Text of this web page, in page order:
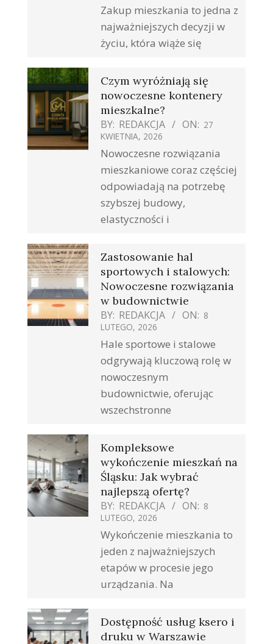
Zakup mieszkania to jedna z
najważniejszych decyzji w
życiu, która wiąże się
Czym wyróżniają się
nowoczesne kontenery
mieszkalne?
BY: REDAKCJA ON: 27
KWIETNIA, 2026
Nowoczesne rozwiązania
mieszkaniowe coraz częściej
odpowiadają na potrzebę
szybszej budowy,
elastyczności i
Zastosowanie hal
sportowych i stalowych:
Nowoczesne rozwiązania
w budownictwie
BY: REDAKCJA ON: 8
LUTEGO, 2026
Hale sportowe i stalowe
odgrywają kluczową rolę w
nowoczesnym
budownictwie, oferując
wszechstronne
Kompleksowe
wykończenie mieszkań na
Śląsku: Jak wybrać
najlepszą ofertę?
BY: REDAKCJA ON: 8
LUTEGO, 2026
Wykończenie mieszkania to
jeden z najważniejszych
etapów w procesie jego
urządzania. Na
Dostępność usług ksero i
druku w Warszawie